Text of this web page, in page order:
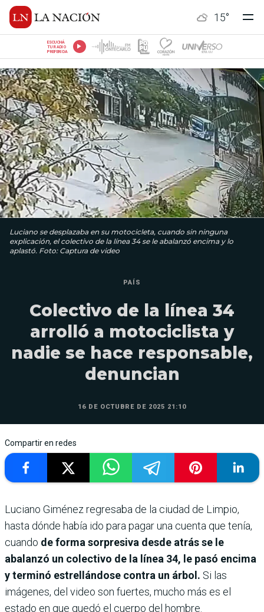
15°
ESCUCHÁ
TU RADIO
PREFERIDA
Luciano se desplazaba en su motocicleta, cuando sin ninguna
explicación, el colectivo de la línea 34 se le abalanzó encima y lo
aplastó. Foto: Captura de video
PAÍS
Colectivo de la línea 34
arrolló a motociclista y
nadie se hace responsable,
denuncian
16 DE OCTUBRE DE 2025 21:10
Compartir en redes
Luciano Giménez regresaba de la ciudad de Limpio,
hasta dónde había ido para pagar una cuenta que tenía,
cuando de forma sorpresiva desde atrás se le
abalanzó un colectivo de la línea 34, le pasó encima
y terminó estrellándose contra un árbol. Si las
imágenes, del video son fuertes, mucho más es el
estado en que quedó el cuerpo del hombre.